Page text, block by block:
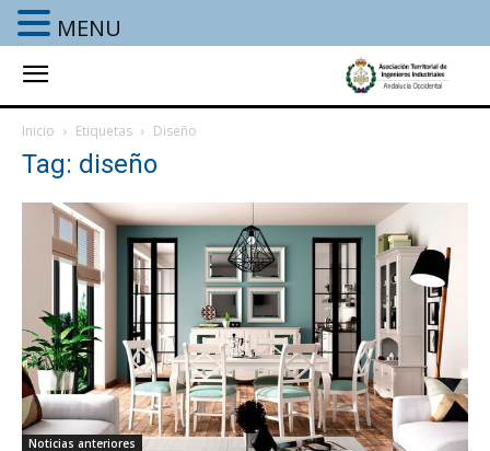
Inicio Etiquetas Diseño
Tag: diseño
Noticias anteriores
MENU